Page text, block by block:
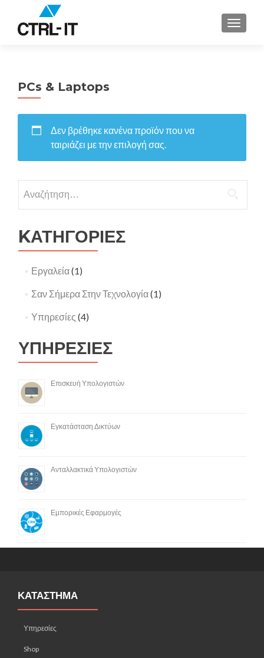
PCs & Laptops
Δεν βρέθηκε κανένα προϊόν που να
ταιριάζει με την επιλογή σας.
για:
KΑΤΗΓΟΡΙΕΣ
Εργαλεία(1)
Σαν Σήμερα Στην Τεχνολογία(1)
Υπηρεσίες (4)
ΥΠΗΡΕΣΙΕΣ
Επισκευή Υπολογιστών
Εγκατάσταση Δικτύων
Ανταλλακτικά Υπολογιστών
Εμπορικές Εφαρμογές
ΚΑΤΑΣΤΗΜΑ
Υπηρεσίες
Shop